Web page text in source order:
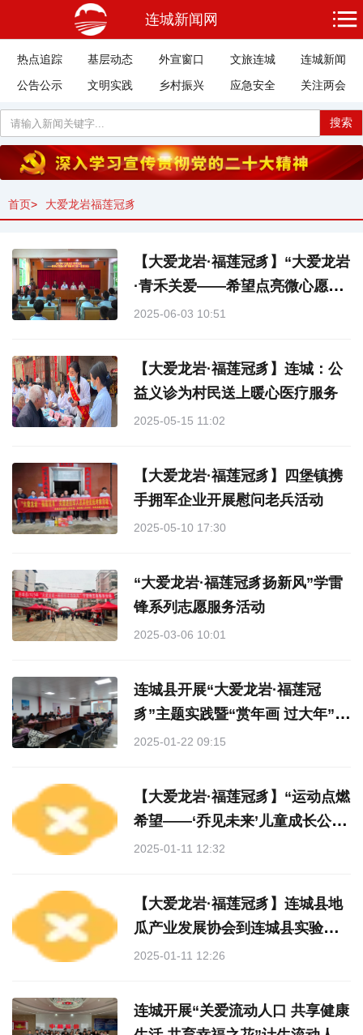
连城新闻网
热点追踪 基层动态 外宣窗口 文旅连城
连城新闻
公告公示
文明实践 乡村振兴 应急安全 关注两会
搜索
首页> 大爱龙岩福莲冠豸
【大爱龙岩·福莲冠豸】“大爱龙岩
·青禾关爱——希望点亮微心愿”活
动走进连城
2025-06-03 10:51
【大爱龙岩·福莲冠豸】连城：公
益义诊为村民送上暖心医疗服务
2025-05-15 11:02
【大爱龙岩·福莲冠豸】四堡镇携
手拥军企业开展慰问老兵活动
2025-05-10 17:30
“大爱龙岩·福莲冠豸扬新风”学雷
锋系列志愿服务活动
2025-03-06 10:01
连城县开展“大爱龙岩·福莲冠
豸”主题实践暨“赏年画 过大年”新
时代文明实践主题活动
2025-01-22 09:15
【大爱龙岩·福莲冠豸】“运动点燃
希望——‘乔见未来’儿童成长公益
项目”活动走进连城县北团镇中心
2025-01-11 12:32
【大爱龙岩·福莲冠豸】连城县地
瓜产业发展协会到连城县实验小
学开展爱心捐赠活动
2025-01-11 12:26
连城开展“关爱流动人口 共享健康